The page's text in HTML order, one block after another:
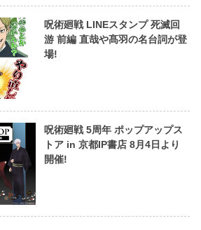
呪術廻戦 LINEスタンプ 死滅回
游 前編 直哉や髙羽の名台詞が登
場!
呪術廻戦 5周年 ポップアップス
トア in 京都IP書店 8月4日より
開催!